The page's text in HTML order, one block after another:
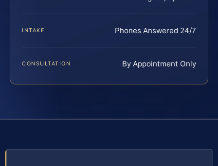
INTAKE Phones Answered 24/7
CONSULTATION By Appointment Only